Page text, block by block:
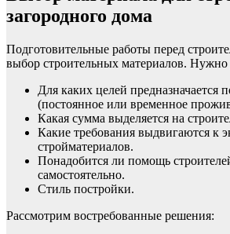
загородного дома
Подготовительные работы перед
выбор строительных материалов. Нужно
Для каких целей предназначается
(постоянное или временное
Какая сумма выделяется на
Какие требования выдвигаются к
стройматериалов.
Понадобится ли помощь
самостоятельно.
Стиль постройки.
Рассмотрим востребованные решения: